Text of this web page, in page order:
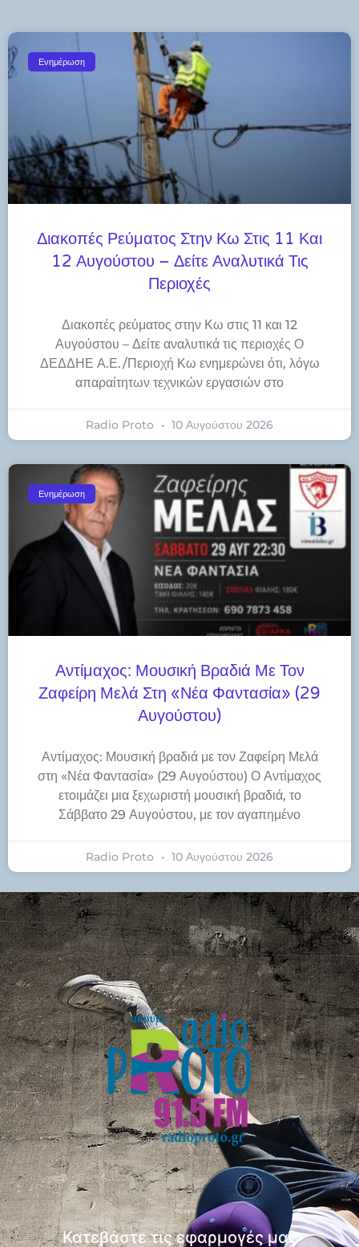
Ενημέρωση
Διακοπές Ρεύματος Στην Κω Στις 11 Και
12 Αυγούστου – Δείτε Αναλυτικά Τις
Περιοχές
Διακοπές ρεύματος στην Κω στις 11 και 12
Αυγούστου – Δείτε αναλυτικά τις περιοχές Ο
ΔΕΔΔΗΕ Α.Ε./Περιοχή Κω ενημερώνει ότι, λόγω
απαραίτητων τεχνικών εργασιών στο
Radio Proto 10 Αυγούστου 2026
Ενημέρωση
Αντίμαχος: Μουσική Βραδιά Με Τον
Ζαφείρη Μελά Στη «Νέα Φαντασία» (29
Αυγούστου)
Αντίμαχος: Μουσική βραδιά με τον Ζαφείρη Μελά
στη «Νέα Φαντασία» (29 Αυγούστου) Ο Αντίμαχος
ετοιμάζει μια ξεχωριστή μουσική βραδιά, το
Σάββατο 29 Αυγούστου, με τον αγαπημένο
Radio Proto 10 Αυγούστου 2026
Κατεβάστε τις εφαρμογές μας